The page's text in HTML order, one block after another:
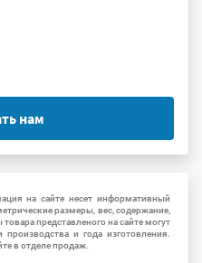
нам
на сайте несет информативный
размеры, вес, содержание,
представленого на сайте могут
и года изготовления.
в отделе продаж.